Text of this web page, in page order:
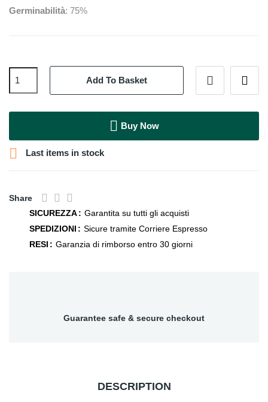
Germinabilità: 75%
Add To Basket
Buy Now
 Last items in stock
Share
SICUREZZA
Garantita su tutti gli acquisti
SPEDIZIONI
Sicure tramite Corriere Espresso
RESI
Garanzia di rimborso entro 30 giorni
Guarantee safe & secure checkout
DESCRIPTION